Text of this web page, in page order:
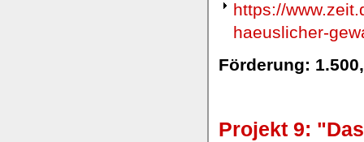
https://
haeuslicher-
Förderung:
Projekt 9: